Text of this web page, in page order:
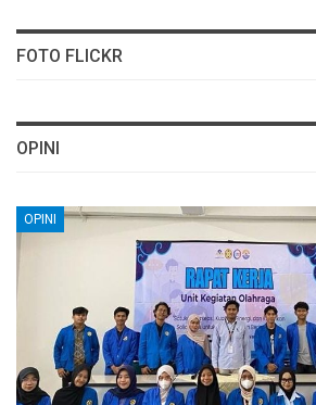
FOTO FLICKR
OPINI
OPINI